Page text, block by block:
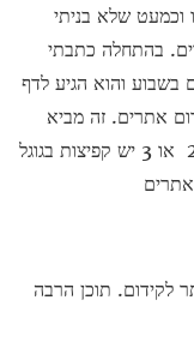
וכמעט שלא בניתי
אולי יש לי 15-17 קישורים. בהתחלה כתבתי
בשבוע והוא הגיע לדף
אתרים. זה מביא
פניות. במילה קידום אתרים הוא מופיע בדף 2 או 3 יש קפיצות בגוגל
לקידום. תוכן הרבה